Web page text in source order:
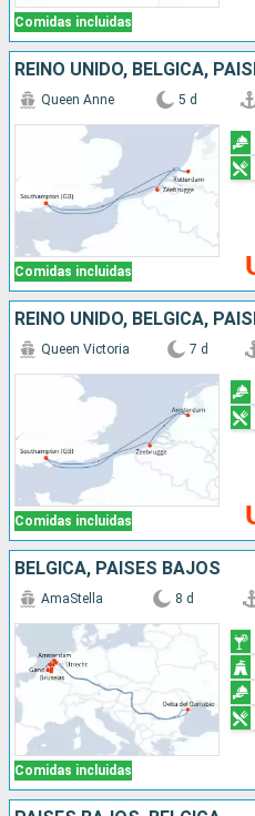
Comidas incluidas
REINO UNIDO, BÉLGICA,
Comidas incluidas
Queen Anne 5 d
REINO UNIDO, BÉLGICA,
Comidas incluidas
Queen Victoria 7 d
BÉLGICA, PAISES BAJOS
Comidas incluidas
AmaStella 8 d